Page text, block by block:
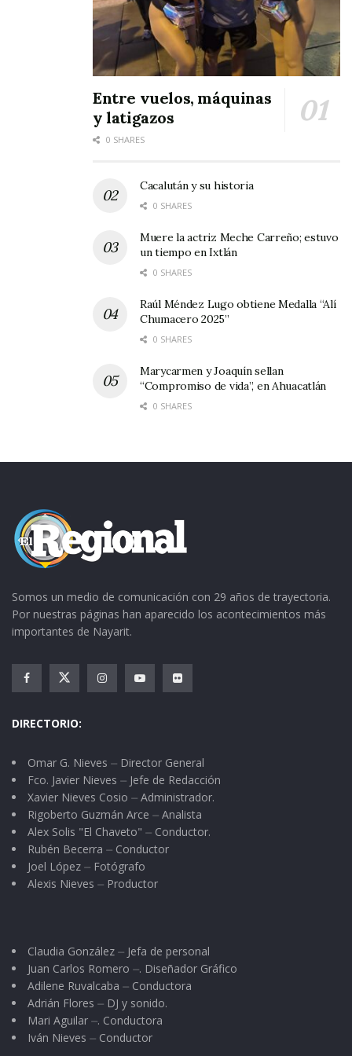
con los desprotegidos que en una zona
privilegiada.
Los banderines en color blanco con el emblema
del PRS ondearon entre los asistentes a este
mitin, quienes vitoreaban los nombres de sus
Entre vuelos, máquinas
y latigazos
0 SHARES
Cacalután y su historia
0 SHARES
Muere la actriz Meche Carreño; estuvo
un tiempo en Ixtlán
0 SHARES
Raúl Méndez Lugo obtiene Medalla “Alí
Chumacero 2025”
0 SHARES
Marycarmen y Joaquín sellan
“Compromiso de vida”, en Ahuacatlán
0 SHARES
Somos un medio de comunicación con 29 años de trayectoria.
Por nuestras páginas han aparecido los acontecimientos más
importantes de Nayarit.
DIRECTORIO:
Omar G. Nieves ⏤ Director General
Fco. Javier Nieves ⏤ Jefe de Redacción
Xavier Nieves Cosio ⏤ Administrador.
Rigoberto Guzmán Arce ⏤ Analista
Alex Solis "El Chaveto" ⏤ Conductor.
Rubén Becerra ⏤ Conductor
Joel López ⏤ Fotógrafo
Alexis Nieves ⏤ Productor
Claudia González ⏤ Jefa de personal
Juan Carlos Romero ⏤. Diseñador Gráfico
Adilene Ruvalcaba ⏤ Conductora
Adrián Flores ⏤ DJ y sonido.
Mari Aguilar ⏤. Conductora
Iván Nieves ⏤ Conductor